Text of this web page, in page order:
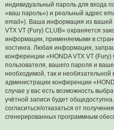
индивидуальный пароль для входа
«ваш пароль») и реальный адрес
email»). Ваша информация из вашей
VTX VT (Fury) CLUB» охраняется
информации, применяемыми в
хостинга. Любая информация,
конференции «HONDA VTX VT
пользователя, вашего пароля и
необходимой, так и необязательной
администрации конференции
случае у вас есть возможность
учётной записи будет
согласиться/отказаться от
сгенерированных программным